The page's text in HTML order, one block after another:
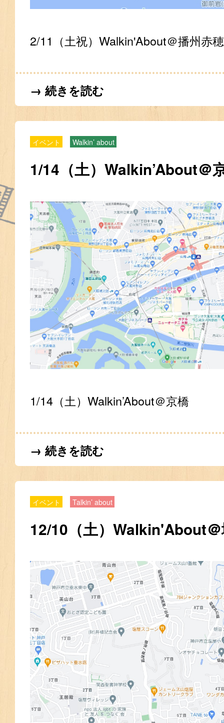
2/11（土祝）Walkin'About＠播州赤穂
→ 続きを読む
イベント Walkin’ about
1/14（土）Walkin’About＠
1/14（土）Walkin’About＠京橋
→ 続きを読む
イベント Talkin’ about
12/10（土）Walkin'About